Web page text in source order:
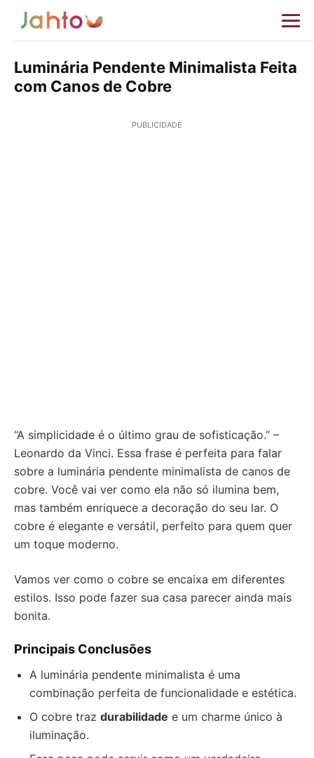
Luminária Pendente Minimalista Feita
com Canos de Cobre
PUBLICIDADE
“A simplicidade é o último grau de sofisticação.” –
Leonardo da Vinci. Essa frase é perfeita para falar
sobre a luminária pendente minimalista de canos de
cobre. Você vai ver como ela não só ilumina bem,
mas também enriquece a decoração do seu lar. O
cobre é elegante e versátil, perfeito para quem quer
um toque moderno.
Vamos ver como o cobre se encaixa em diferentes
estilos. Isso pode fazer sua casa parecer ainda mais
bonita.
Principais Conclusões
A luminária pendente minimalista é uma
combinação perfeita de funcionalidade e estética.
O cobre traz durabilidade e um charme único à
iluminação.